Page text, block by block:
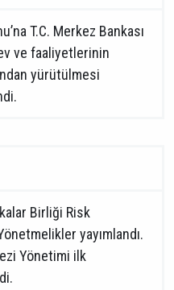
T.C. Merkez Bankası
ve faaliyetlerinin
yürütülmesi
Birliği Risk
yayımlandı.
Yönetimi ilk